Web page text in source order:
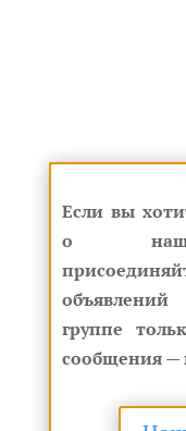
Если вы
о
группе
сообщения —